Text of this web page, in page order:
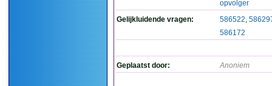
opvolger
Gelijkluidende vragen:
586522,
586172
Geplaatst door: Anoniem